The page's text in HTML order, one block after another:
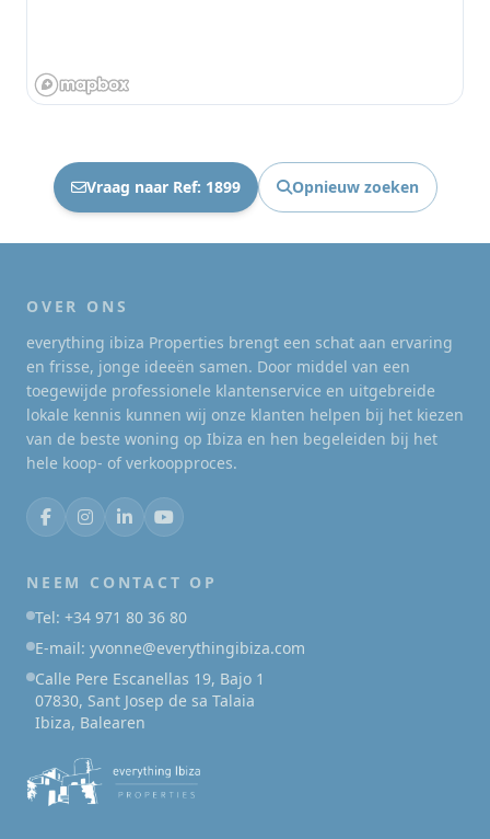
Vraag naar Ref: 1899 Opnieuw zoeken
OVER ONS
everything ibiza Properties brengt een schat aan ervaring
en frisse, jonge ideeën samen. Door middel van een
toegewijde professionele klantenservice en uitgebreide
lokale kennis kunnen wij onze klanten helpen bij het kiezen
van de beste woning op Ibiza en hen begeleiden bij het
hele koop- of verkoopproces.
NEEM CONTACT OP
Tel: +34 971 80 36 80
E-mail: yvonne@everythingibiza.com
Calle Pere Escanellas 19, Bajo 1
07830, Sant Josep de sa Talaia
Ibiza, Balearen